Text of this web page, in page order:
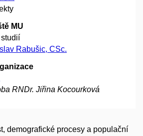
MU
Rabušic, CSc.
RNDr. Jiřina Kocourková
demografické procesy a populační